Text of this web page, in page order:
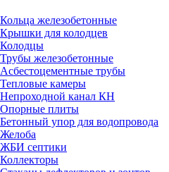
Кольца железобетонные
Крышки для колодцев
Колодцы
Трубы железобетонные
Асбестоцементные трубы
Тепловые камеры
Непроходной канал КН
Опорные плиты
Бетонный упор для водопровода
Желоба
ЖБИ септики
Коллекторы